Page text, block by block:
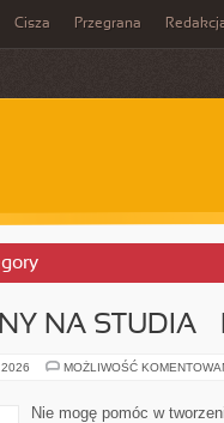
Cisza Przegrana
NA STUDIA –
MOŻLIWOŚĆ
Nie mogę pomóc w